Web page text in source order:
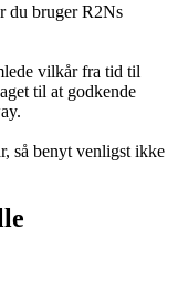
du bruger R2Ns
vilkår fra tid til
til at godkende
så benyt venligst ikke